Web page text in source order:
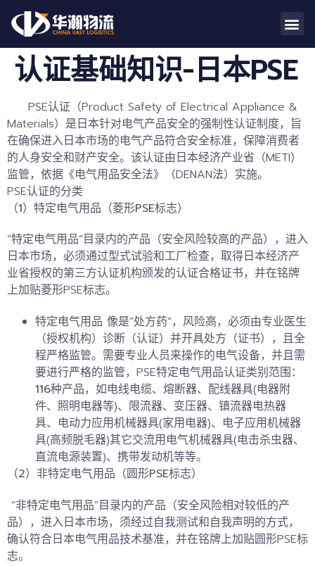
认证基础知识-日本PSE
PSE认证（Product Safety of Electrical Appliance &
Materials）是日本针对电气产品安全的强制性认证制度，旨
在确保进入日本市场的电气产品符合安全标准，保障消费者
的人身安全和财产安全。该认证由日本经济产业省（METI）
监管，依据《电气用品安全法》（DENAN法）实施。
PSE认证的分类
（1）特定电气用品（菱形PSE标志）
“特定电气用品”目录内的产品（安全风险较高的产品），进入
日本市场，必须通过型式试验和工厂检查，取得日本经济产
业省授权的第三方认证机构颁发的认证合格证书，并在铭牌
上加贴菱形PSE标志。
特定电气用品 像是“处方药”，风险高，必须由专业医生
（授权机构）诊断（认证）并开具处方（证书），且全
程严格监管。需要专业人员来操作的电气设备，并且需
要进行严格的监管，PSE特定电气用品认证类别范围：
116种产品， 如电线电缆、 熔断器、配线器具(电器附
件、照明电器等)、限流器、变压器、 镇流器电热器
具、电动力应用机械器具(家用电器)、电子应用机械器
具(高频脱毛器)其它交流用电气机械器具(电击杀虫器、
直流电源装置)、携带发动机等等。
（2）非特定电气用品（圆形PSE标志）
“非特定电气用品”目录内的产品（安全风险相对较低的产
品），进入日本市场，须经过自我测试和自我声明的方式，
确认符合日本电气用品技术基准，并在铭牌上加贴圆形PSE标
志。